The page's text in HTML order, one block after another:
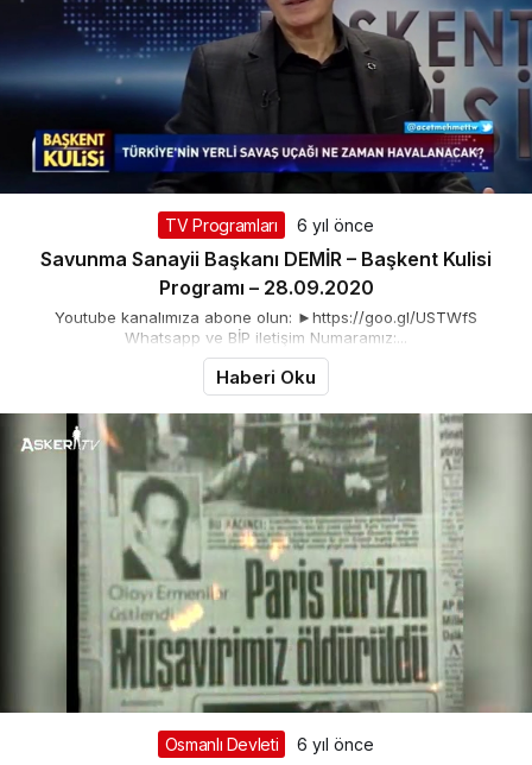
TV Programları 6 yıl önce
Savunma Sanayii Başkanı DEMİR – Başkent Kulisi
Programı – 28.09.2020
Youtube kanalımıza abone olun: ►https://goo.gl/USTWfS
Whatsapp ve BİP iletişim Numaramız:...
Haberi Oku
Osmanlı Devleti 6 yıl önce